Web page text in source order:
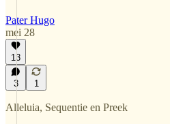
Pater Hugo
mei 28
13
3 1
Alleluia, Sequentie en Preek